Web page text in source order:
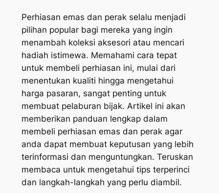
Perhiasan emas dan perak selalu menjadi
pilihan popular bagi mereka yang ingin
menambah koleksi aksesori atau mencari
hadiah istimewa. Memahami cara tepat
untuk membeli perhiasan ini, mulai dari
menentukan kualiti hingga mengetahui
harga pasaran, sangat penting untuk
membuat pelaburan bijak. Artikel ini akan
memberikan panduan lengkap dalam
membeli perhiasan emas dan perak agar
anda dapat membuat keputusan yang lebih
terinformasi dan menguntungkan. Teruskan
membaca untuk mengetahui tips terperinci
dan langkah-langkah yang perlu diambil.